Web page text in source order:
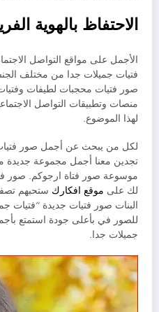
الاحتفاظ بالهوية
الأجمل على مواقع التواصل
فتيات جميلات جدا من مختلف
صور فتيات محجبات لطيفات
منصات وتطبيقات التواصل
لهذا الموضوع.
لكل من يبحث عن أجمل صور
موسوعة صور فتاة ارجوكم. صور
لك على موقع افكارك ستحبهم
البنات صور فتيات جديدة “فتيات
للصور في بأعلى جودة استمتع
جميلات جدا.